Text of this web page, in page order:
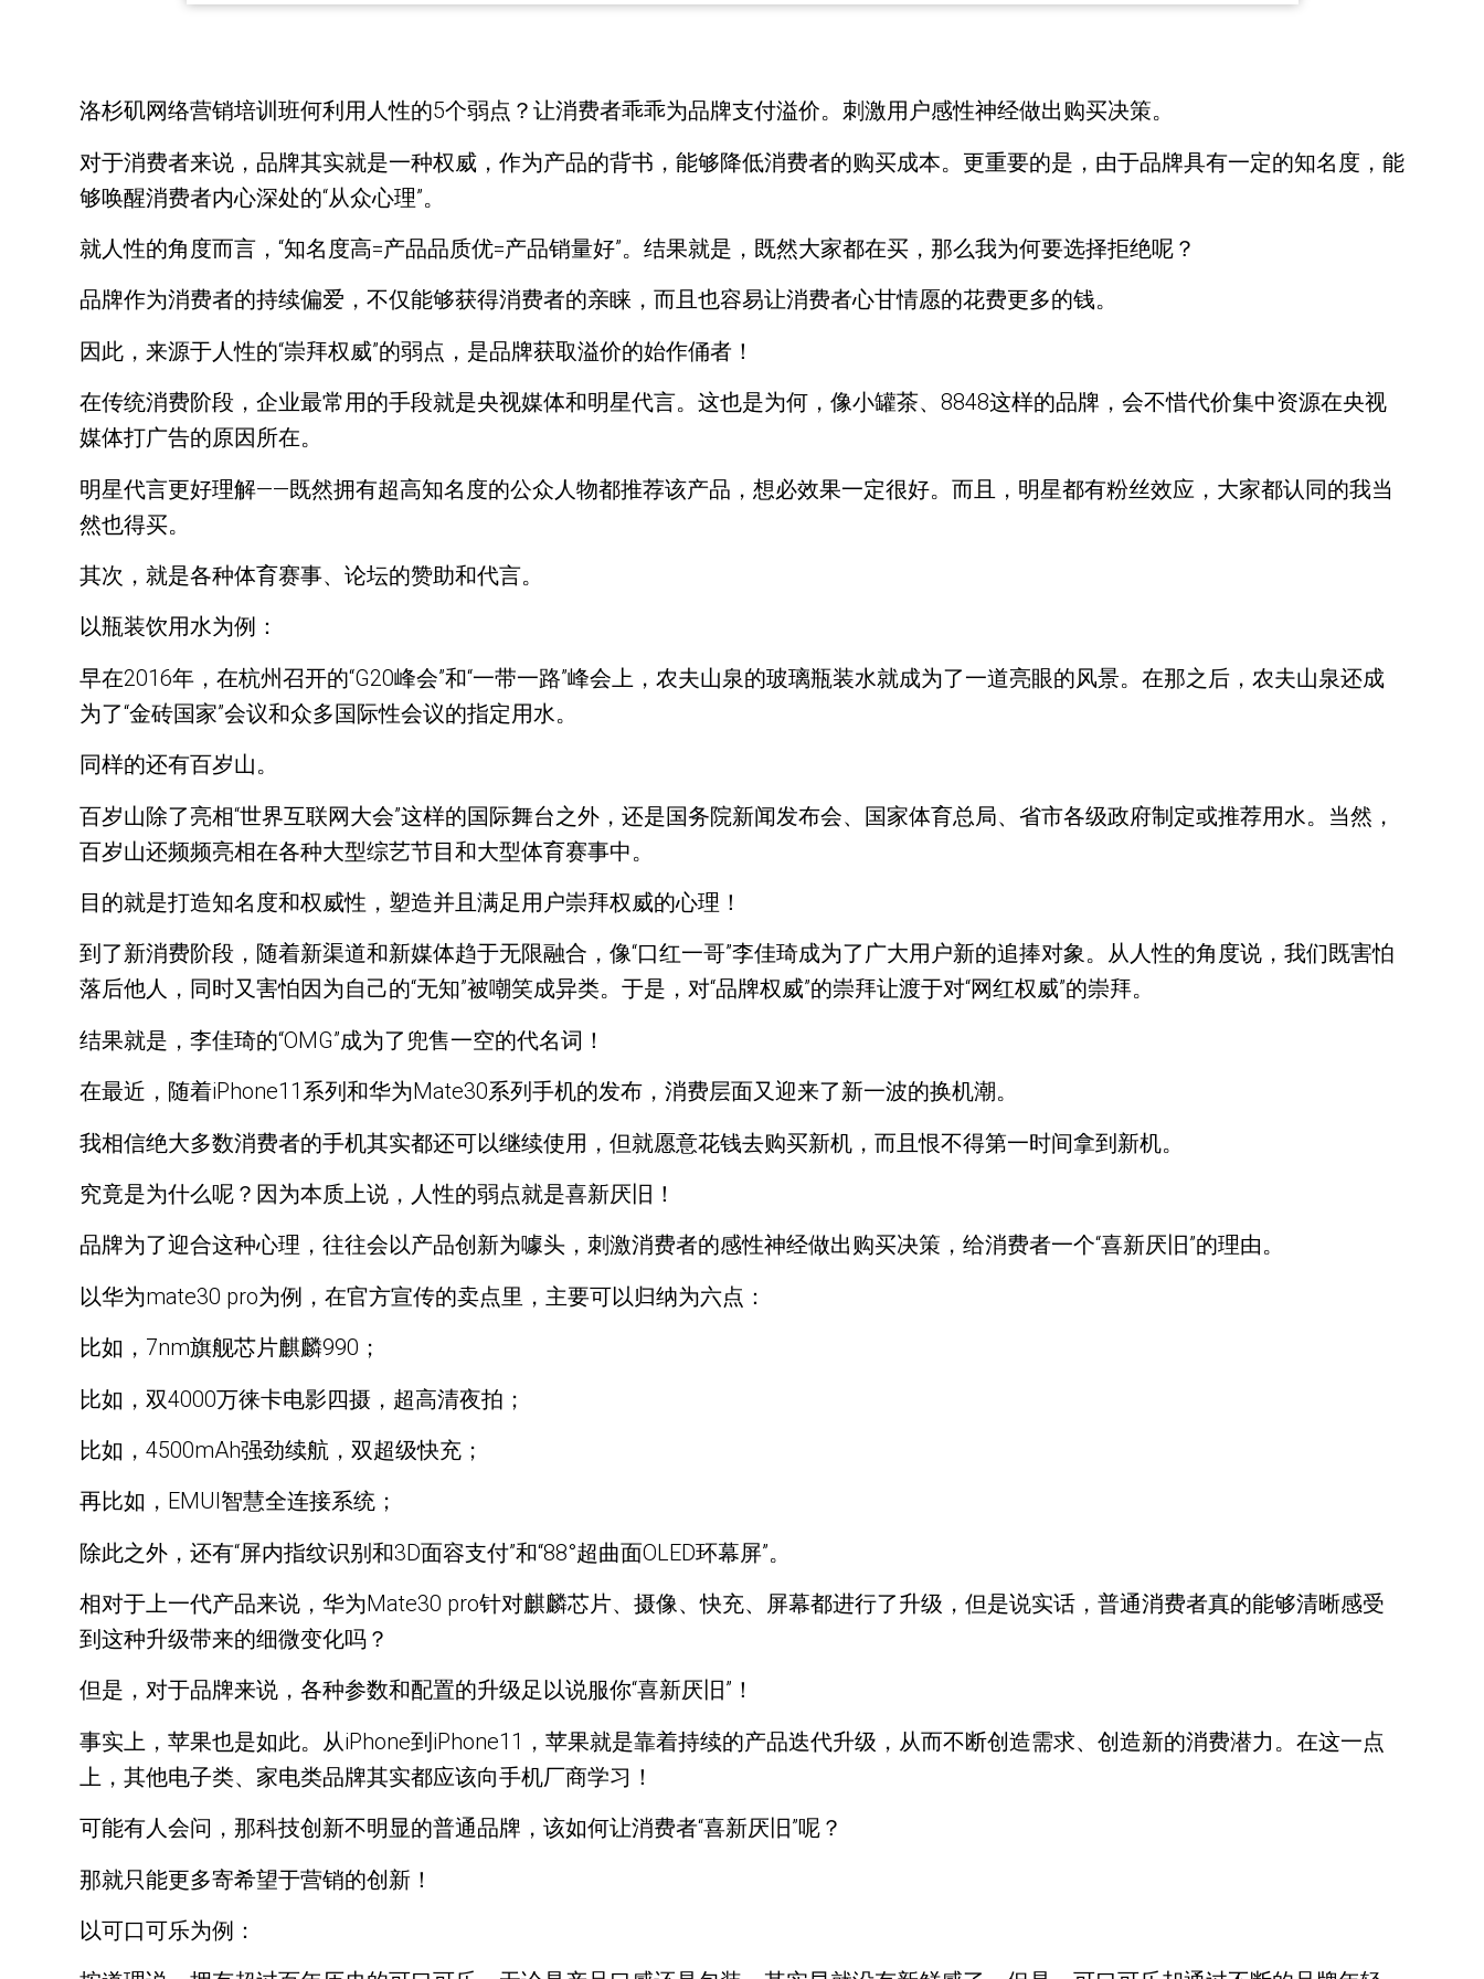
洛杉矶网络营销培训班何利用人性的5个弱点？让消费者乖乖为品牌支付溢价。刺激用户感性神经做出购买决策。
对于消费者来说，品牌其实就是一种权威，作为产品的背书，能够降低消费者的购买成本。更重要的是，由于品牌具有一定的知名度，能
够唤醒消费者内心深处的“从众心理”。
就人性的角度而言，“知名度高=产品品质优=产品销量好”。结果就是，既然大家都在买，那么我为何要选择拒绝呢？
品牌作为消费者的持续偏爱，不仅能够获得消费者的亲睐，而且也容易让消费者心甘情愿的花费更多的钱。
因此，来源于人性的“崇拜权威”的弱点，是品牌获取溢价的始作俑者！
在传统消费阶段，企业最常用的手段就是央视媒体和明星代言。这也是为何，像小罐茶、8848这样的品牌，会不惜代价集中资源在央视
媒体打广告的原因所在。
明星代言更好理解——既然拥有超高知名度的公众人物都推荐该产品，想必效果一定很好。而且，明星都有粉丝效应，大家都认同的我当
然也得买。
其次，就是各种体育赛事、论坛的赞助和代言。
以瓶装饮用水为例：
早在2016年，在杭州召开的“G20峰会”和“一带一路”峰会上，农夫山泉的玻璃瓶装水就成为了一道亮眼的风景。在那之后，农夫山泉还成
为了“金砖国家”会议和众多国际性会议的指定用水。
同样的还有百岁山。
百岁山除了亮相“世界互联网大会”这样的国际舞台之外，还是国务院新闻发布会、国家体育总局、省市各级政府制定或推荐用水。当然，
百岁山还频频亮相在各种大型综艺节目和大型体育赛事中。
目的就是打造知名度和权威性，塑造并且满足用户崇拜权威的心理！
到了新消费阶段，随着新渠道和新媒体趋于无限融合，像“口红一哥”李佳琦成为了广大用户新的追捧对象。从人性的角度说，我们既害怕
落后他人，同时又害怕因为自己的“无知”被嘲笑成异类。于是，对“品牌权威”的崇拜让渡于对“网红权威”的崇拜。
结果就是，李佳琦的“OMG”成为了兜售一空的代名词！
在最近，随着iPhone11系列和华为Mate30系列手机的发布，消费层面又迎来了新一波的换机潮。
我相信绝大多数消费者的手机其实都还可以继续使用，但就愿意花钱去购买新机，而且恨不得第一时间拿到新机。
究竟是为什么呢？因为本质上说，人性的弱点就是喜新厌旧！
品牌为了迎合这种心理，往往会以产品创新为噱头，刺激消费者的感性神经做出购买决策，给消费者一个“喜新厌旧”的理由。
以华为mate30 pro为例，在官方宣传的卖点里，主要可以归纳为六点：
比如，7nm旗舰芯片麒麟990；
比如，双4000万徕卡电影四摄，超高清夜拍；
比如，4500mAh强劲续航，双超级快充；
再比如，EMUI智慧全连接系统；
除此之外，还有“屏内指纹识别和3D面容支付”和“88°超曲面OLED环幕屏”。
相对于上一代产品来说，华为Mate30 pro针对麒麟芯片、摄像、快充、屏幕都进行了升级，但是说实话，普通消费者真的能够清晰感受
到这种升级带来的细微变化吗？
但是，对于品牌来说，各种参数和配置的升级足以说服你“喜新厌旧”！
事实上，苹果也是如此。从iPhone到iPhone11，苹果就是靠着持续的产品迭代升级，从而不断创造需求、创造新的消费潜力。在这一点
上，其他电子类、家电类品牌其实都应该向手机厂商学习！
可能有人会问，那科技创新不明显的普通品牌，该如何让消费者“喜新厌旧”呢？
那就只能更多寄希望于营销的创新！
以可口可乐为例：